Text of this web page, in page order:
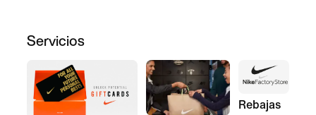
Servicios
Rebajas